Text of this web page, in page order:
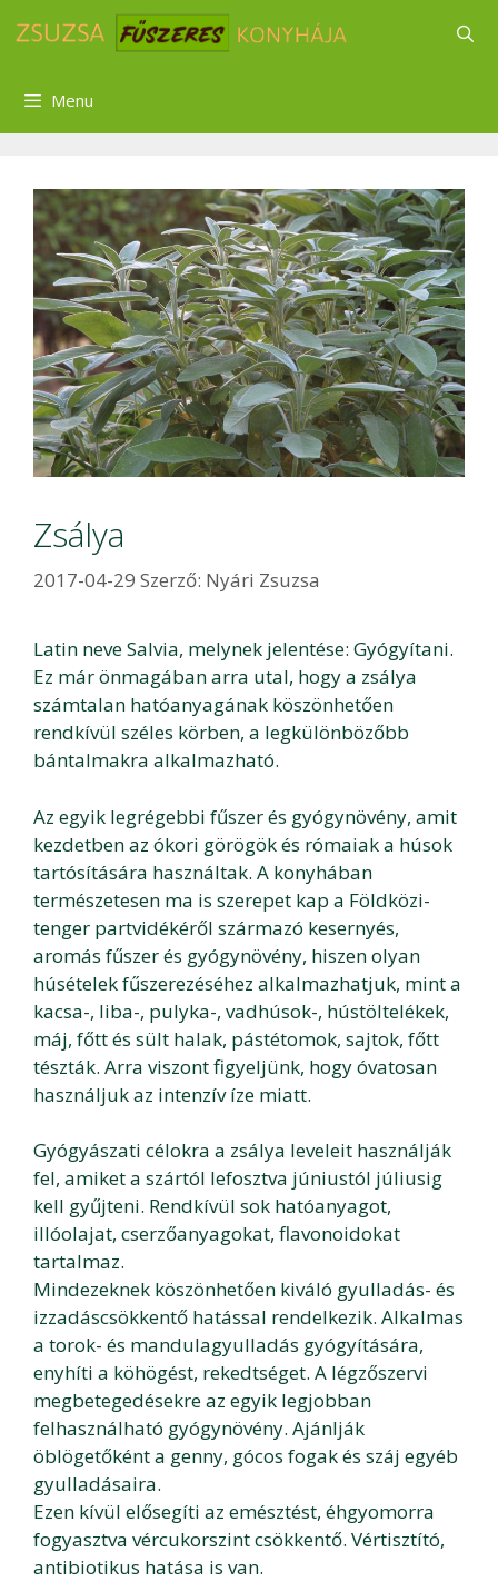
Menu
Zsálya
2017-04-29 Szerző: Nyári Zsuzsa
Latin neve Salvia, melynek jelentése: Gyógyítani.
Ez már önmagában arra utal, hogy a zsálya
számtalan hatóanyagának köszönhetően
rendkívül széles körben, a legkülönbözőbb
bántalmakra alkalmazható.
Az egyik legrégebbi fűszer és gyógynövény, amit
kezdetben az ókori görögök és rómaiak a húsok
tartósítására használtak. A konyhában
természetesen ma is szerepet kap a Földközi-
tenger partvidékéről származó kesernyés,
aromás fűszer és gyógynövény, hiszen olyan
húsételek fűszerezéséhez alkalmazhatjuk, mint a
kacsa-, liba-, pulyka-, vadhúsok-, hústöltelékek,
máj, főtt és sült halak, pástétomok, sajtok, főtt
tészták. Arra viszont figyeljünk, hogy óvatosan
használjuk az intenzív íze miatt.
Gyógyászati célokra a zsálya leveleit használják
fel, amiket a szártól lefosztva júniustól júliusig
kell gyűjteni. Rendkívül sok hatóanyagot,
illóolajat, cserzőanyagokat, flavonoidokat
tartalmaz.
Mindezeknek köszönhetően kiváló gyulladás- és
izzadáscsökkentő hatással rendelkezik. Alkalmas
a torok- és mandulagyulladás gyógyítására,
enyhíti a köhögést, rekedtséget. A légzőszervi
megbetegedésekre az egyik legjobban
felhasználható gyógynövény. Ajánlják
öblögetőként a genny, gócos fogak és száj egyéb
gyulladásaira.
Ezen kívül elősegíti az emésztést, éhgyomorra
fogyasztva vércukorszint csökkentő. Vértisztító,
antibiotikus hatása is van.